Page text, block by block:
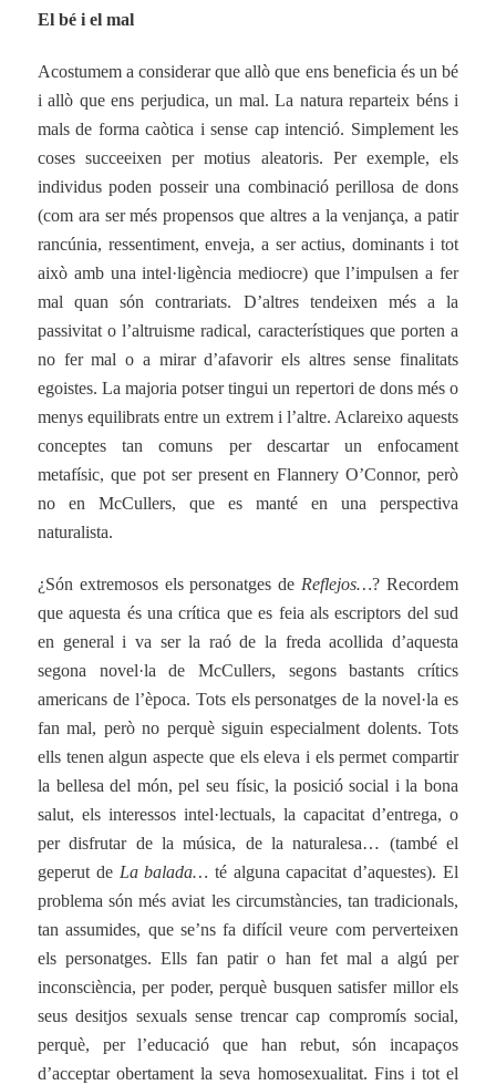
El bé i el mal
Acostumem a considerar que allò que ens beneficia és un bé
i allò que ens perjudica, un mal. La natura reparteix béns i
mals de forma caòtica i sense cap intenció. Simplement les
coses succeeixen per motius aleatoris. Per exemple, els
individus poden posseir una combinació perillosa de dons
(com ara ser més propensos que altres a la venjança, a patir
rancúnia, ressentiment, enveja, a ser actius, dominants i tot
això amb una intel·ligència mediocre) que l’impulsen a fer
mal quan són contrariats. D’altres tendeixen més a la
passivitat o l’altruisme radical, característiques que porten a
no fer mal o a mirar d’afavorir els altres sense finalitats
egoistes. La majoria potser tingui un repertori de dons més o
menys equilibrats entre un extrem i l’altre. Aclareixo aquests
conceptes tan comuns per descartar un enfocament
metafísic, que pot ser present en Flannery O’Connor, però
no en McCullers, que es manté en una perspectiva
naturalista.
¿Són extremosos els personatges deReflejos…? Recordem
que aquesta és una crítica que es feia als escriptors del sud
en general i va ser la raó de la freda acollida d’aquesta
segona novel·la de McCullers, segons bastants crítics
americans de l’època. Tots els personatges de la novel·la es
fan mal, però no perquè siguin especialment dolents. Tots
ells tenen algun aspecte que els eleva i els permet compartir
la bellesa del món, pel seu físic, la posició social i la bona
salut, els interessos intel·lectuals, la capacitat d’entrega, o
per disfrutar de la música, de la naturalesa… (també el
geperut de La balada… té alguna capacitat d’aquestes). El
problema són més aviat les circumstàncies, tan tradicionals,
tan assumides, que se’ns fa difícil veure com perverteixen
els personatges. Ells fan patir o han fet mal a algú per
inconsciència, per poder, perquè busquen satisfer millor els
seus desitjos sexuals sense trencar cap compromís social,
perquè, per l’educació que han rebut, són incapaços
d’acceptar obertament la seva homosexualitat. Fins i tot el